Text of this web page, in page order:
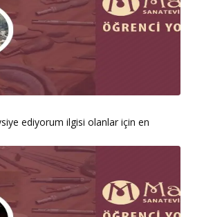
ediyorum ilgisi olanlar için en